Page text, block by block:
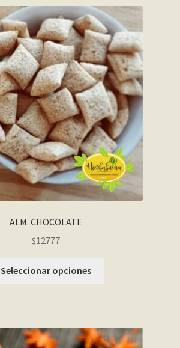
ALM. CHOCOLATE
$12777
Seleccionar opciones